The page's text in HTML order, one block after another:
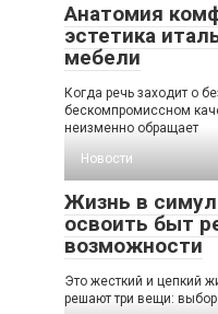
Анатомия
эстетика
мебели
Когда речь заходит о
бескомпромиссном
неизменно обращает
Новости
Жизнь в
освоить быт
возможности
Это жесткий и цепкий
решают три вещи: